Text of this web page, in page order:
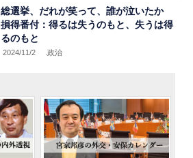
総選挙、だれが笑って、誰が泣いたか
損得番付：得るは失うのもと、失うは得
るのもと
2024/11/2 .政治